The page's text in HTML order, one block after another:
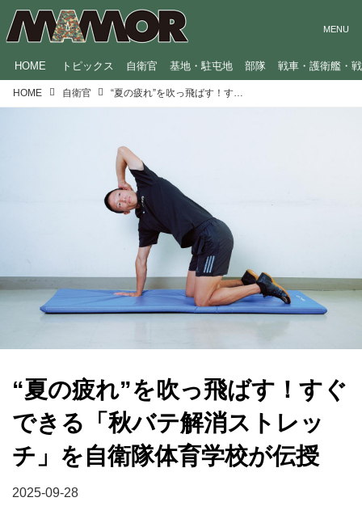
HOME トピックス 自衛官 基地・駐屯地 部隊 戦車・護衛艦・
HOME 自衛官
“夏の疲れ”を吹っ飛ばす！すぐ
できる「秋バテ解消ストレッ
チ」を自衛隊体育学校が伝授
2025-09-28